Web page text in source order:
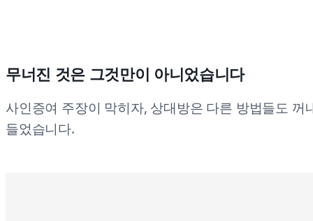
무너진 것은 그것만이 아니었습니다
사인증여 주장이 막히자, 상대방은 다른 방법들도 꺼
들었습니다.